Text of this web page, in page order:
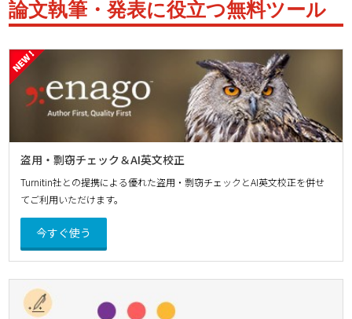
論文執筆・発表に役立つ無料ツール
盗用・剽窃チェック＆AI英文校正
Turnitin社との提携による優れた盗用・剽窃チェックとAI英文校正を併せ
てご利用いただけます。
今すぐ使う